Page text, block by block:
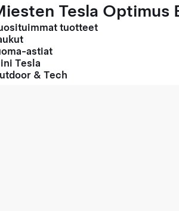
Tesla
tuotteet
astiat
Tesla
& Tech